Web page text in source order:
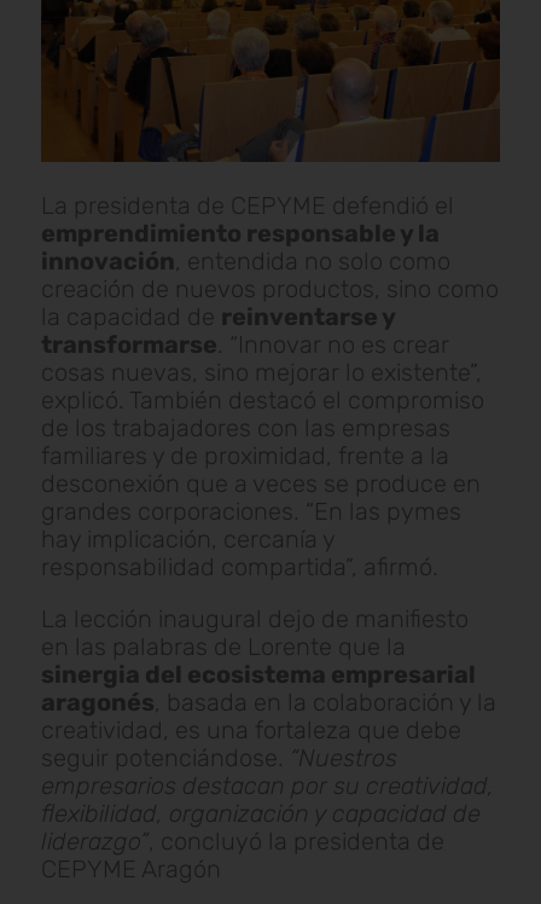
La presidenta de CEPYME defendió el
emprendimiento responsable y la
innovación , entendida no solo como
creación de nuevos productos, sino como
la capacidad de reinventarse y
transformarse . “Innovar no es crear
cosas nuevas, sino mejorar lo existente”,
explicó. También destacó el compromiso
de los trabajadores con las empresas
familiares y de proximidad, frente a la
desconexión que a veces se produce en
grandes corporaciones. “En las pymes
hay implicación, cercanía y
responsabilidad compartida”, afirmó.
La lección inaugural dejo de manifiesto
en las palabras de Lorente que la
sinergia del ecosistema empresarial
aragonés , basada en la colaboración y la
creatividad, es una fortaleza que debe
seguir potenciándose.
“Nuestros
empresarios destacan por su creatividad,
flexibilidad, organización y capacidad de
liderazgo”, concluyó la presidenta de
CEPYME Aragón